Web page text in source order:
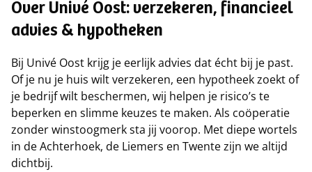
Over Univé Oost: verzekeren, financieel
advies & hypotheken
Bij Univé Oost krijg je eerlijk advies dat écht bij je past.
Of je nu je huis wilt verzekeren, een hypotheek zoekt of
je bedrijf wilt beschermen, wij helpen je risico’s te
beperken en slimme keuzes te maken. Als coöperatie
zonder winstoogmerk sta jij voorop. Met diepe wortels
in de Achterhoek, de Liemers en Twente zijn we altijd
dichtbij.